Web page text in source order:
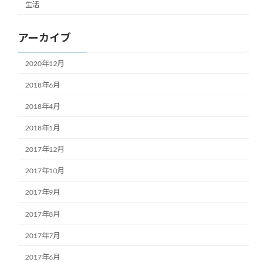
生活
アーカイブ
2020年12月
2018年6月
2018年4月
2018年1月
2017年12月
2017年10月
2017年9月
2017年8月
2017年7月
2017年6月